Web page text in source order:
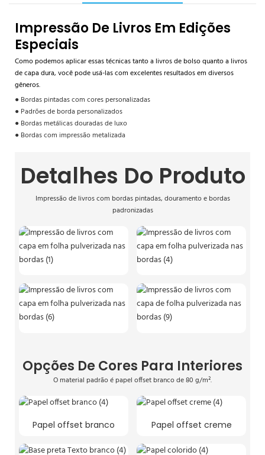
Impressão De Livros Em Edições
Especiais
Como podemos aplicar essas técnicas tanto a livros de bolso quanto a livros
de capa dura, você pode usá-las com excelentes resultados em diversos
gêneros.
● Bordas pintadas com cores personalizadas
● Padrões de borda personalizados
● Bordas metálicas douradas de luxo
● Bordas com impressão metalizada
Detalhes Do Produto
Impressão de livros com bordas pintadas, douramento e bordas
padronizadas
Opções De Cores Para Interiores
O material padrão é papel offset branco de 80 g/m².
Papel offset branco Papel offset creme